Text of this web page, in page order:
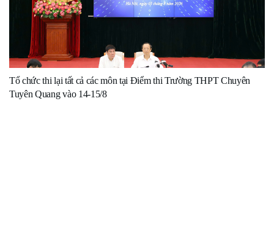
Tổ chức thi lại tất cả các môn tại Điểm thi Trường THPT Chuyên
Tuyên Quang vào 14-15/8